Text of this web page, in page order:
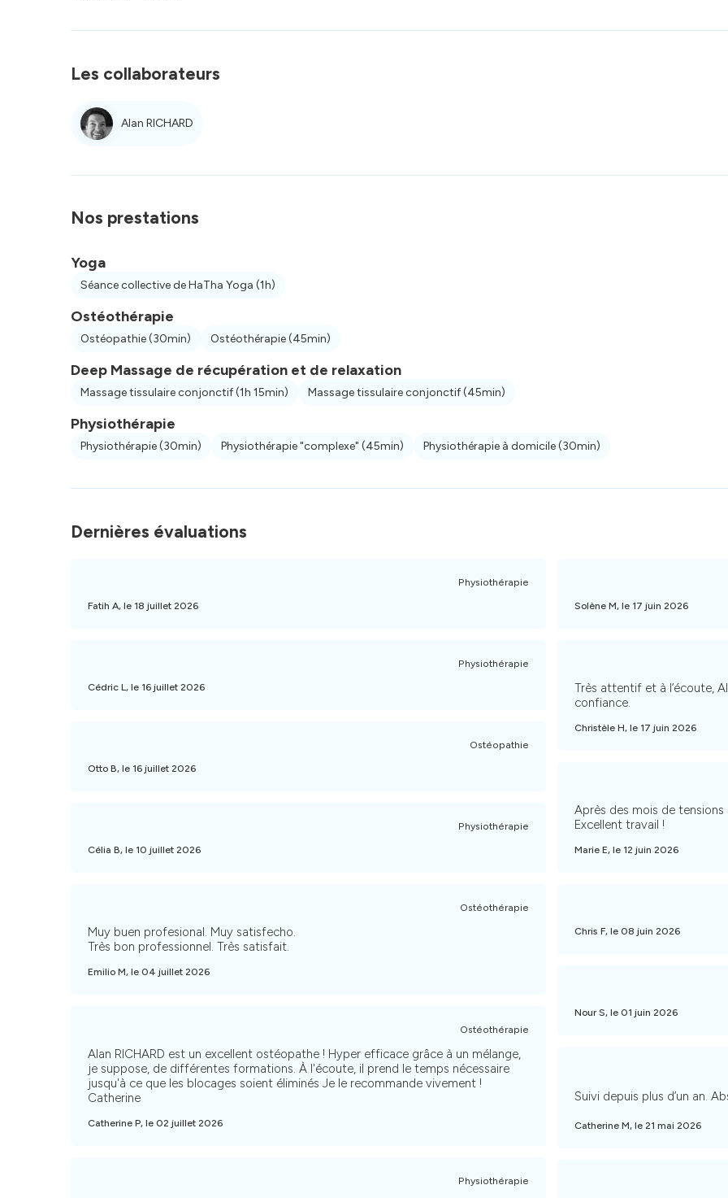
Les collaborateurs
Alan RICHARD
Nos prestations
Yoga
Séance collective de HaTha Yoga (1h)
Ostéothérapie
Ostéopathie(30min) Ostéothérapie(45min)
Deep Massage de récupération et de relaxation
Massage tissulaire conjonctif(1h 15min) Massage tissulaire conjonctif(45min)
Physiothérapie
Physiothérapie(30min) Physiothérapie "complexe" (45min) Physiothérapie à domicile(30min)
Dernières évaluations
Physiothérapie
Fatih A, le 18 juillet 2026
Physiothérapie
Cédric L, le 16 juillet 2026
Ostéopathie
Otto B, le 16 juillet 2026
Physiothérapie
Célia B, le 10 juillet 2026
Ostéothérapie
Muy buen profesional. Muy satisfecho.
Très bon professionnel. Très satisfait.
Emilio M, le 04 juillet 2026
Ostéothérapie
Alan RICHARD est un excellent ostéopathe ! Hyper efficace grâce à un mélange,
je suppose, de différentes formations. À l'écoute, il prend le temps nécessaire
jusqu'à ce que les blocages soient éliminés Je le recommande vivement !
Catherine
Catherine P, le 02 juillet 2026
Physiothérapie
Solène M, le 17 juin 2026
Très attentif et à l’écoute,
confiance.
Christèle H, le 17 juin 2026
Après des mois de
Excellent travail !
Marie E, le 12 juin 2026
Chris F, le 08 juin 2026
Nour S, le 01 juin 2026
Suivi depuis plus d’un an.
Catherine M, le 21 mai 2026